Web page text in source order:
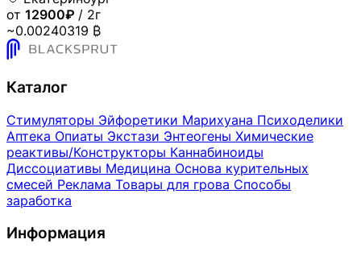
от 12900₽ / 2г
~0.00240319 ₿
Каталог
Стимуляторы Эйфоретики Марихуана Психоделики
Аптека Опиаты Экстази Энтеогены Химические
реактивы/Конструкторы Каннабиноиды
Диссоциативы Медицина Основа курительных
смесей Реклама Товары для грова Способы
заработка
Информация